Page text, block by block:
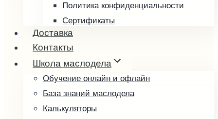
Пробные наборы
Подарочные наборы
Подарочные карты
Выбрать подарочную карту
Проверить баланс
Политика конфиденциальности
Сертификаты
Возврат и обмен товара
Доставка
Контакты
Школа маслодела
Обучение онлайн и офлайн
База знаний маслодела
Калькуляторы